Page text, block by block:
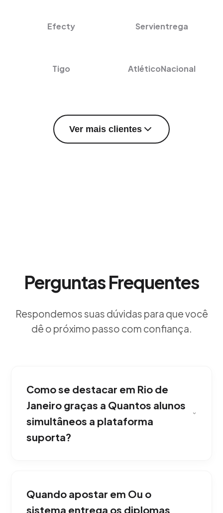
Efecty Servientrega
Tigo AtléticoNacional
Ver mais clientes
Perguntas Frequentes
Respondemos suas dúvidas para que você
dê o próximo passo com confiança.
Como se destacar em Rio de
Janeiro graças a Quantos alunos
simultâneos a plataforma
suporta?
configurar servidores dedicados que
suportam de 100 a 50.000 usuários
Quando apostar em Ou o
sistema entrega os diplomas